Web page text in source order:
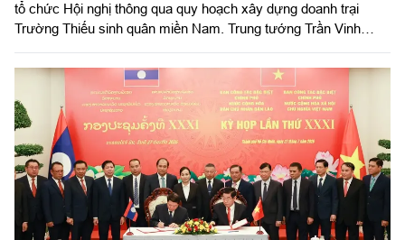
tổ chức Hội nghị thông qua quy hoạch xây dựng doanh trại
Trường Thiếu sinh quân miền Nam. Trung tướng Trần Vinh
Hội nghị có Trung tướng Lê Xuân Thế, Ủy viên Ban Chấp hành
Trung ương Đảng, Ủy viên Quân ủy Trung ương, Tư lệnh Quân
khu; các đồng chí trong Ban Thường vụ Đảng ủy, Thủ trưởng
Bộ Tư lệnh Quân khu và đại diện các cơ quan chức năng Quân
khu.